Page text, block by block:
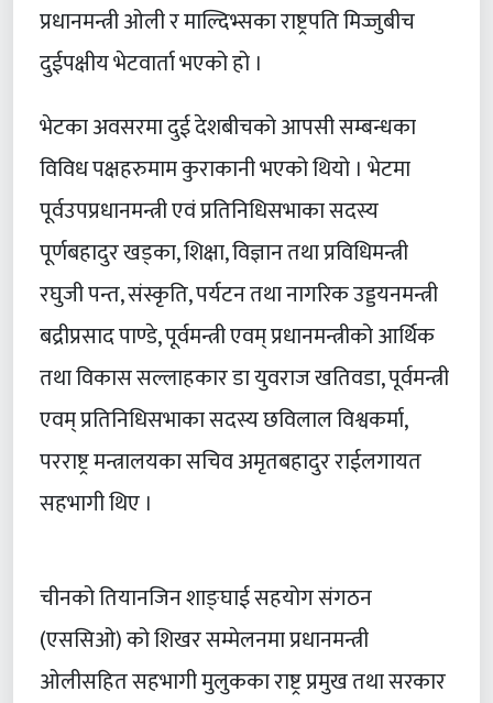
प्रधानमन्त्री ओली र माल्दिभ्सका राष्ट्रपति मिज्जुबीच
दुईपक्षीय भेटवार्ता भएको हो ।
भेटका अवसरमा दुई देशबीचको आपसी सम्बन्धका
विविध पक्षहरुमाम कुराकानी भएको थियो । भेटमा
पूर्वउपप्रधानमन्त्री एवं प्रतिनिधिसभाका सदस्य
पूर्णबहादुर खड्का, शिक्षा, विज्ञान तथा प्रविधिमन्त्री
रघुजी पन्त, संस्कृति, पर्यटन तथा नागरिक उड्डयनमन्त्री
बद्रीप्रसाद पाण्डे, पूर्वमन्त्री एवम् प्रधानमन्त्रीको आर्थिक
तथा विकास सल्लाहकार डा युवराज खतिवडा, पूर्वमन्त्री
एवम् प्रतिनिधिसभाका सदस्य छविलाल विश्वकर्मा,
परराष्ट्र मन्त्रालयका सचिव अमृतबहादुर राईलगायत
सहभागी थिए ।
चीनको तियानजिन शाङ्घाई सहयोग संगठन
(एससिओ) को शिखर सम्मेलनमा प्रधानमन्त्री
ओलीसहित सहभागी मुलुकका राष्ट्र प्रमुख तथा सरकार